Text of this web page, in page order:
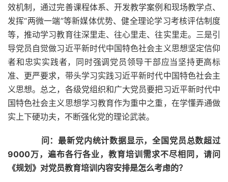
效机制，通过完善课程体系、开发教学案例和现场教学点、
发挥“两微一端”等新媒体优势、健全理论学习考核评估制度
等，推动学习教育往深里走、往心里走、往实里走。三是引
导党员自觉做习近平新时代中国特色社会主义思想坚定信仰
者和忠实实践者，同时强调党员领导干部应当坚持更高标
准、更严要求，带头学习实践习近平新时代中国特色社会主
义思想。总之，各级党组织和广大党员要把习近平新时代中
国特色社会主义思想学习教育作为重中之重，在学懂弄通做
实上下硬功夫，不断强化党的理论武装。
问：最新党内统计数据显示，全国党员总数超过
9000万，遍布各行各业，教育培训需求不尽相同，请问
《规划》对党员教育培训内容安排是怎么考虑的？